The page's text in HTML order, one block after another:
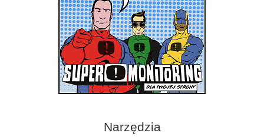
Narzędzia